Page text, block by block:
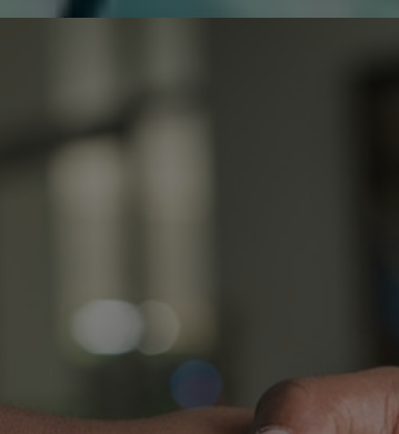
réparer...Electronique 66